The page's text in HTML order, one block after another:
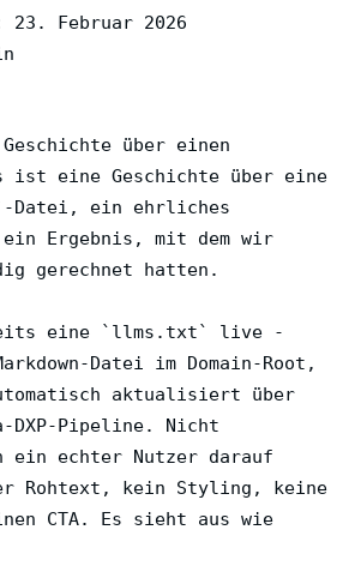
Februar 2026
über einen
ist eine Geschichte über eine
Datei, ein ehrliches
ein Ergebnis, mit dem wir
gerechnet hatten.
eine `llms.txt` live -
Datei im Domain-Root,
aktualisiert über
DXP-Pipeline. Nicht
ein echter Nutzer darauf
Rohtext, kein Styling, keine
CTA. Es sieht aus wie